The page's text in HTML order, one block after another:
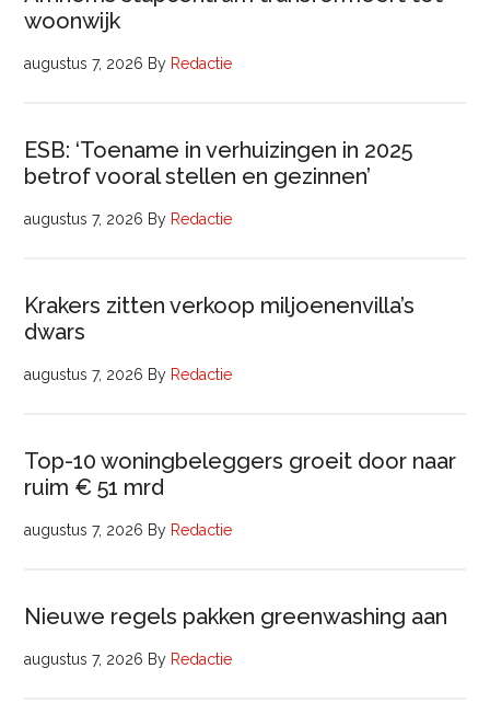
woonwijk
augustus 7, 2026 By Redactie
ESB: ‘Toename in verhuizingen in 2025
betrof vooral stellen en gezinnen’
augustus 7, 2026 By Redactie
Krakers zitten verkoop miljoenenvilla’s
dwars
augustus 7, 2026 By Redactie
Top-10 woningbeleggers groeit door naar
ruim € 51 mrd
augustus 7, 2026 By Redactie
Nieuwe regels pakken greenwashing aan
augustus 7, 2026 By Redactie